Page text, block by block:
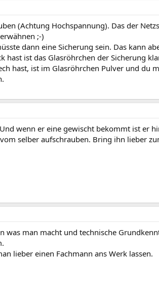
(Achtung Hochspannung). Das der
;-)
dann eine Sicherung sein. Das kann
hast ist das Glasröhrchen der Sicherung
hast, ist im Glasröhrchen Pulver und du
Und wenn er eine gewischt bekommt ist er
selber aufschrauben. Bring ihn lieber
was man macht und technische
lieber einen Fachmann ans Werk lassen.